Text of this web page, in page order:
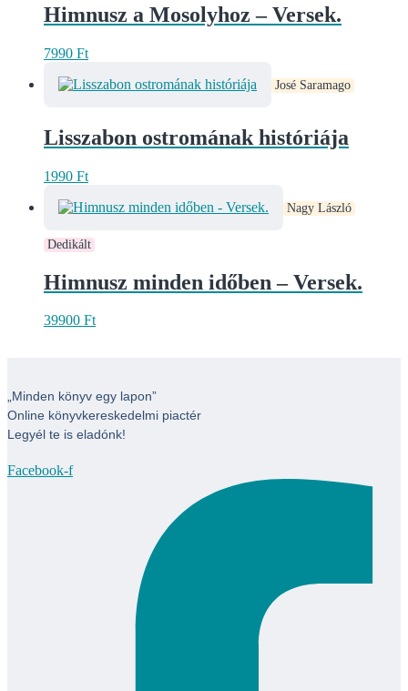
Himnusz a Mosolyhoz – Versek.
7990 Ft
José Saramago
Lisszabon ostromának históriája
1990 Ft
Nagy László
Dedikált
Himnusz minden időben – Versek.
39900 Ft
„Minden könyv egy lapon”
Online könyvkereskedelmi piactér
Legyél te is eladónk!
Facebook-f